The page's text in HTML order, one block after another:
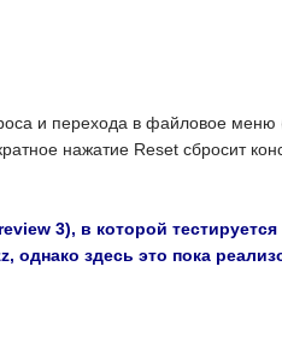
и перехода в файловое меню
нажатие Reset сбросит
3), в которой тестируется
, однако здесь это пока